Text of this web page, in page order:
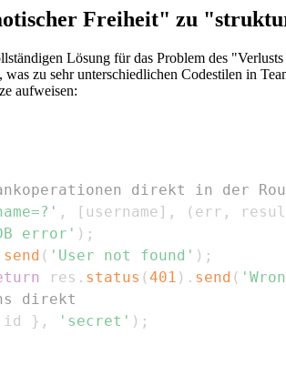
Freiheit" zu
Lösung für das Problem des
zu sehr unterschiedlichen Codestilen in
aufweisen:
direkt in der
, [ username ] , ( err ,
error' ) ;
send ( 'User not found' ) ;
res . status (401 ) . send (
direkt
id } , 'secret' ) ;